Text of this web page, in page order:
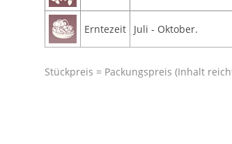
Erntezeit Juli - Oktober.
Stückpreis = Packungspreis (Inhalt